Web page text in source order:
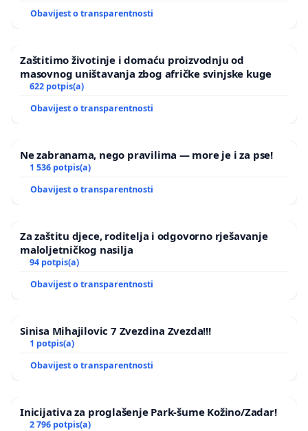
Obavijest o transparentnosti
Zaštitimo životinje i domaću proizvodnju od
masovnog uništavanja zbog afričke svinjske kuge
622 potpis(a)
Obavijest o transparentnosti
Ne zabranama, nego pravilima — more je i za pse!
1 536 potpis(a)
Obavijest o transparentnosti
Za zaštitu djece, roditelja i odgovorno rješavanje
maloljetničkog nasilja
94 potpis(a)
Obavijest o transparentnosti
Sinisa Mihajilovic 7 Zvezdina Zvezda!!!
1 potpis(a)
Obavijest o transparentnosti
Inicijativa za proglašenje Park-šume Kožino/Zadar!
2 796 potpis(a)